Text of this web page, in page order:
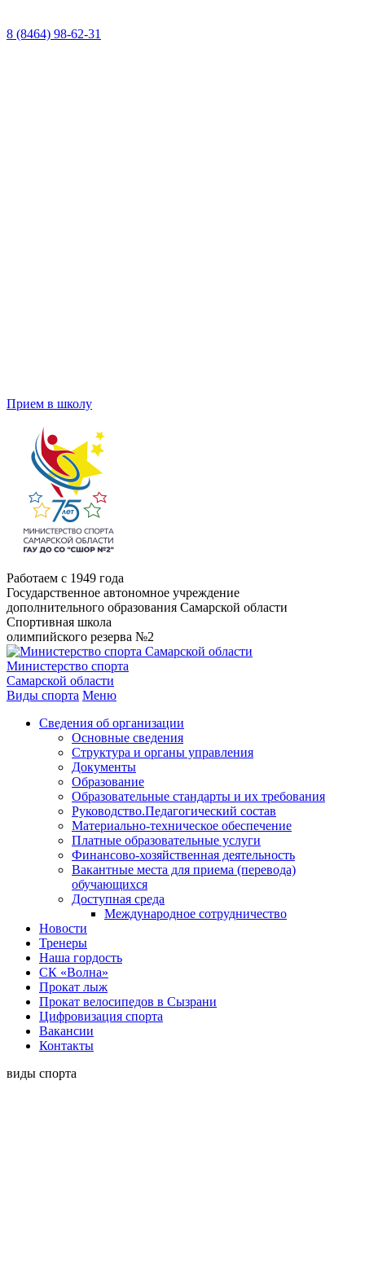
8 (8464) 98-62-31
Прием в школу
Работаем с 1949 года
Государственное автономное учреждение
дополнительного образования Самарской области
Спортивная школа
олимпийского резерва №2
Министерство спорта
Самарской области
Виды спорта Меню
Сведения об организации
Основные сведения
Структура и органы управления
Документы
Образование
Образовательные стандарты и их требования
Руководство.Педагогический состав
Материально-техническое обеспечение
Платные образовательные услуги
Финансово-хозяйственная деятельность
Вакантные места для приема (перевода)
обучающихся
Доступная среда
Международное сотрудничество
Новости
Тренеры
Наша гордость
СК «Волна»
Прокат лыж
Прокат велосипедов в Сызрани
Цифровизация спорта
Вакансии
Контакты
виды спорта